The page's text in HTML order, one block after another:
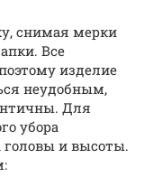
снимая мерки
Все
изделие
неудобным,
Для
убора
головы и высоты.